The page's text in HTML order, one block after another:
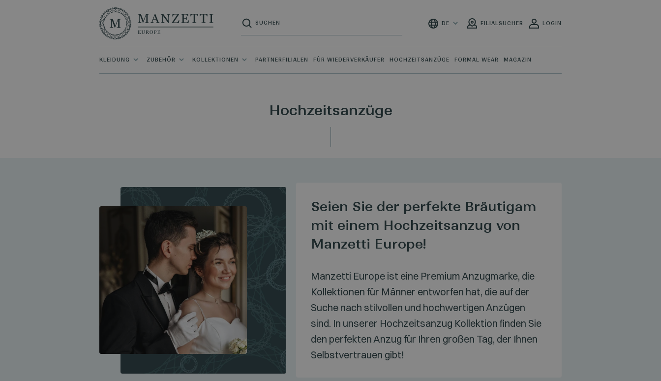
DE FILIALSUCHER LOGIN
KLEIDUNG ZUBEHÖR KOLLEKTIONEN PARTNERFILIALEN FÜR WIEDERVERKÄUFER HOCHZEITSANZÜGE FORMAL WEAR MAGAZIN
Hochzeitsanzüge
Seien Sie der perfekte Bräutigam
mit einem Hochzeitsanzug von
Manzetti Europe!
Manzetti Europe ist eine Premium Anzugmarke, die
Kollektionen für Männer entworfen hat, die auf der
Suche nach stilvollen und hochwertigen Anzügen
sind. In unserer Hochzeitsanzug Kollektion finden Sie
den perfekten Anzug für Ihren großen Tag, der Ihnen
Selbstvertrauen gibt!